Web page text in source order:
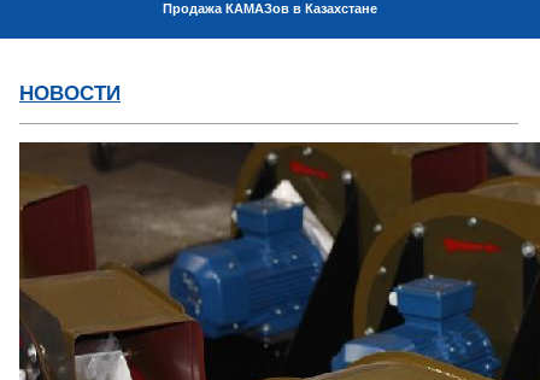
Продажа КАМАЗов в Казахстане
НОВОСТИ